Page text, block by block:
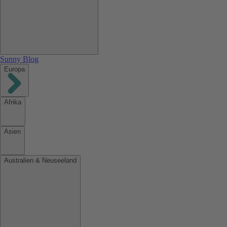
Sunny Blog
Europa
Afrika
Asien
Australien & Neuseeland